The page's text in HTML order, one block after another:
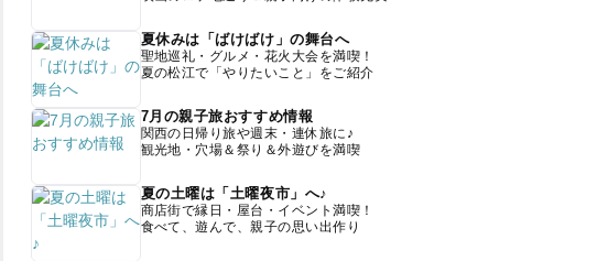
夏休みは「ばけばけ」の舞台へ
聖地巡礼・グルメ・花火大会を満喫！
夏の松江で「やりたいこと」をご紹介
7月の親子旅おすすめ情報
関西の日帰り旅や週末・連休旅に♪
観光地・穴場＆祭り＆外遊びを満喫
夏の土曜は「土曜夜市」へ♪
商店街で縁日・屋台・イベント満喫！
食べて、遊んで、親子の思い出作り